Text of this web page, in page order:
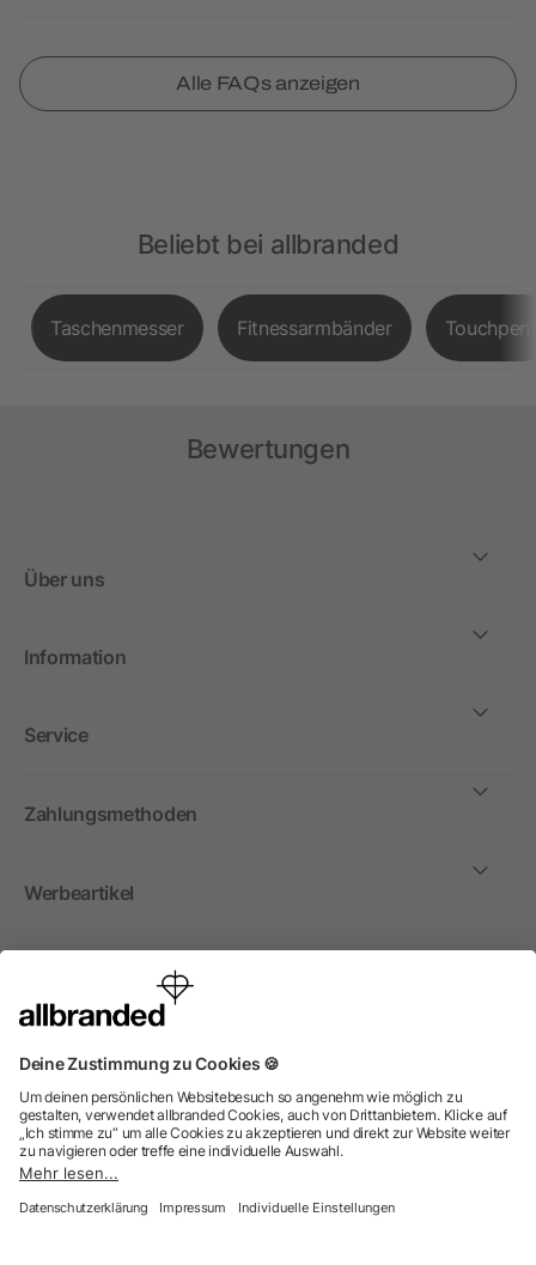
Alle FAQs anzeigen
Beliebt bei allbranded
Taschenmesser Fitnessarmbänder
Bewertungen
Über uns
Information
Service
Zahlungsmethoden
Werbeartikel
International
Wir verkaufen Werbeartikel, Werbemittel und